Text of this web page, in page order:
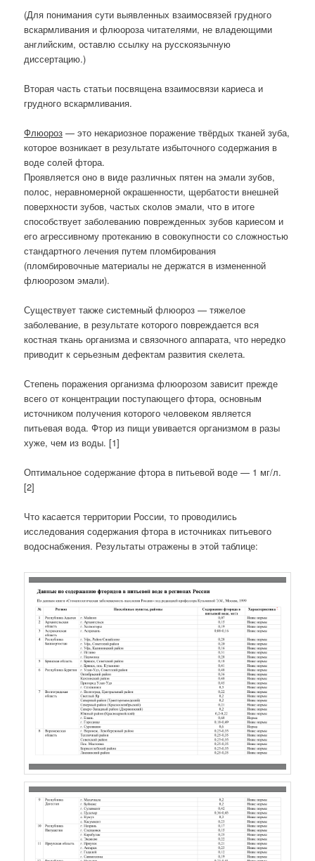
(Для понимания сути выявленных взаимосвязей грудного
вскармливания и флюороза читателями, не владеющими
английским, оставлю ссылку на русскоязычную
диссертацию.)
Вторая часть статьи посвящена взаимосвязи кариеса и
грудного вскармливания.
Флюороз — это некариозное поражение твёрдых тканей зуба,
которое возникает в результате избыточного содержания в
воде солей фтора.
Проявляется оно в виде различных пятен на эмали зубов,
полос, неравномерной окрашенности, щербатости внешней
поверхности зубов, частых сколов эмали, что в итоге
способствует заболеванию поврежденных зубов кариесом и
его агрессивному протеканию в совокупности со сложностью
стандартного лечения путем пломбирования
(пломбировочные материалы не держатся в измененной
флюорозом эмали).
Существует также системный флюороз — тяжелое
заболевание, в результате которого повреждается вся
костная ткань организма и связочного аппарата, что нередко
приводит к серьезным дефектам развития скелета.
Степень поражения организма флюорозом зависит прежде
всего от концентрации поступающего фтора, основным
источником получения которого человеком является
питьевая вода. Фтор из пищи увивается организмом в разы
хуже, чем из воды. [1]
Оптимальное содержание фтора в питьевой воде — 1 мг/л.
[2]
Что касается территории России, то проводились
исследования содержания фтора в источниках питьевого
водоснабжения. Результаты отражены в этой таблице: